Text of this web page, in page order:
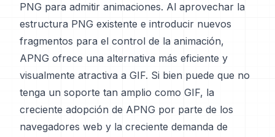
PNG para admitir animaciones. Al aprovechar la
estructura PNG existente e introducir nuevos
fragmentos para el control de la animación,
APNG ofrece una alternativa más eficiente y
visualmente atractiva a GIF. Si bien puede que no
tenga un soporte tan amplio como GIF, la
creciente adopción de APNG por parte de los
navegadores web y la creciente demanda de